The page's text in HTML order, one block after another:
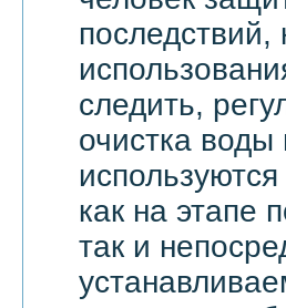
последствий,
следить,
очистка
как на этапе
так и